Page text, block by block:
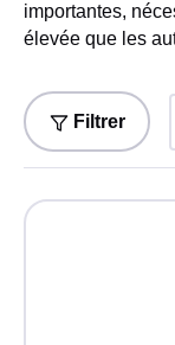
importantes,
élevée que les
Filtrer